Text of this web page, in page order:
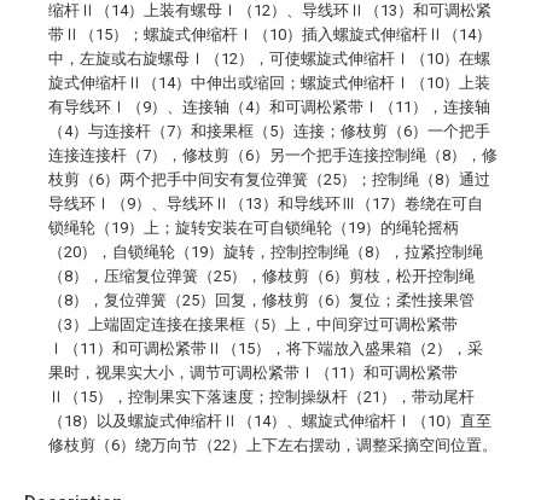
缩杆Ⅱ（14）上装有螺母Ⅰ（12）、导线环Ⅱ（13）和可调松紧
带Ⅱ（15）；螺旋式伸缩杆Ⅰ（10）插入螺旋式伸缩杆Ⅱ（14）
中，左旋或右旋螺母Ⅰ（12），可使螺旋式伸缩杆Ⅰ（10）在螺
旋式伸缩杆Ⅱ（14）中伸出或缩回；螺旋式伸缩杆Ⅰ（10）上装
有导线环Ⅰ（9）、连接轴（4）和可调松紧带Ⅰ（11），连接轴
（4）与连接杆（7）和接果框（5）连接；修枝剪（6）一个把手
连接连接杆（7），修枝剪（6）另一个把手连接控制绳（8），修
枝剪（6）两个把手中间安有复位弹簧（25）；控制绳（8）通过
导线环Ⅰ（9）、导线环Ⅱ（13）和导线环Ⅲ（17）卷绕在可自
锁绳轮（19）上；旋转安装在可自锁绳轮（19）的绳轮摇柄
（20），自锁绳轮（19）旋转，控制控制绳（8），拉紧控制绳
（8），压缩复位弹簧（25），修枝剪（6）剪枝，松开控制绳
（8），复位弹簧（25）回复，修枝剪（6）复位；柔性接果管
（3）上端固定连接在接果框（5）上，中间穿过可调松紧带
Ⅰ（11）和可调松紧带Ⅱ（15），将下端放入盛果箱（2），采
果时，视果实大小，调节可调松紧带Ⅰ（11）和可调松紧带
Ⅱ（15），控制果实下落速度；控制操纵杆（21），带动尾杆
（18）以及螺旋式伸缩杆Ⅱ（14）、螺旋式伸缩杆Ⅰ（10）直至
修枝剪（6）绕万向节（22）上下左右摆动，调整采摘空间位置。